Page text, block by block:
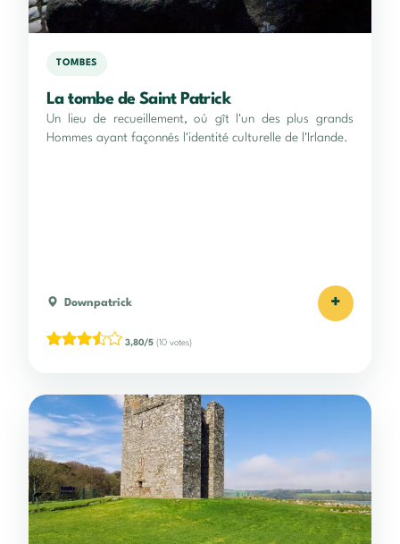
TOMBES
La tombe de Saint Patrick
Un lieu de recueillement, où gît l'un des plus grands
Hommes ayant façonnés l'identité culturelle de l'Irlande.
Downpatrick +
3,80/5 (10 votes)